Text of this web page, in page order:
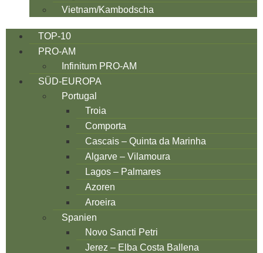
Vietnam/Kambodscha
TOP-10
PRO-AM
Infinitum PRO-AM
SÜD-EUROPA
Portugal
Troia
Comporta
Cascais – Quinta da Marinha
Algarve – Vilamoura
Lagos – Palmares
Azoren
Aroeira
Spanien
Novo Sancti Petri
Jerez – Elba Costa Ballena